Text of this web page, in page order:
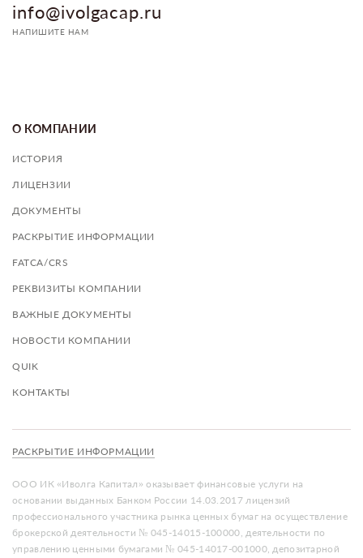
info@ivolgacap.ru
НАПИШИТЕ НАМ
О КОМПАНИИ
ИСТОРИЯ
ЛИЦЕНЗИИ
ДОКУМЕНТЫ
РАСКРЫТИЕ ИНФОРМАЦИИ
FATCA/CRS
РЕКВИЗИТЫ КОМПАНИИ
ВАЖНЫЕ ДОКУМЕНТЫ
НОВОСТИ КОМПАНИИ
QUIK
КОНТАКТЫ
РАСКРЫТИЕ ИНФОРМАЦИИ
ООО ИК «Иволга Капитал» оказывает финансовые услуги на
основании выданных Банком России 14.03.2017 лицензий
профессионального участника рынка ценных бумаг на осуществление
брокерской деятельности № 045-14015-100000, деятельности по
управлению ценными бумагами № 045-14017-001000, депозитарной